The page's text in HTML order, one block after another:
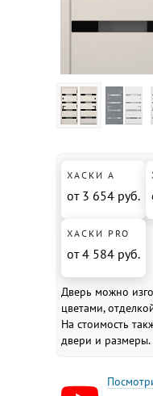
ХАСКИ А
от 3 654 руб.
ХАСКИ PRO
от 4 584 руб.
Дверь можно
цветами,
На стоимость
двери и размеры.